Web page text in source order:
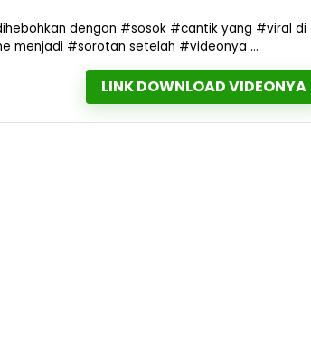
dengan #sosok #cantik yang #viral di
menjadi #sorotan setelah #videonya ...
LINK DOWNLOAD VIDEONYA